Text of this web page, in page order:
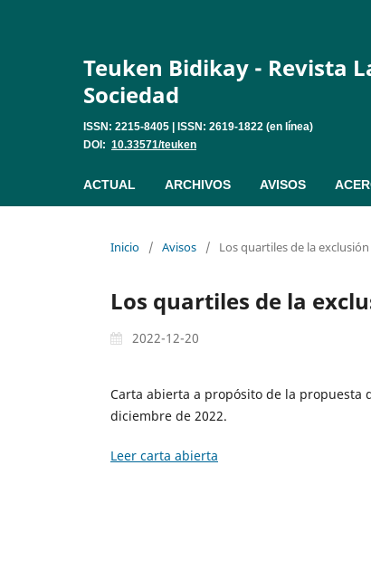
Teuken Bidikay - Revista
Sociedad
ISSN: 2215-8405 | ISSN: 2619-1822 (en línea)
DOI: 10.33571/teuken
ACTUAL ARCHIVOS AVISOS
Inicio / Avisos / Los quartiles de la
Los quartiles de la
2022-12-20
Carta abierta a propósito de la propuesta
diciembre de 2022.
Leer carta abierta